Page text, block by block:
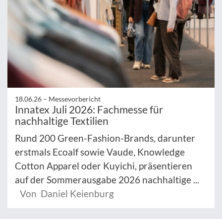
18.06.26 – Messevorbericht
Innatex Juli 2026: Fachmesse für
nachhaltige Textilien
Rund 200 Green-Fashion-Brands, darunter
erstmals Ecoalf sowie Vaude, Knowledge
Cotton Apparel oder Kuyichi, präsentieren
auf der Sommerausgabe 2026 nachhaltige ...
Von Daniel Keienburg